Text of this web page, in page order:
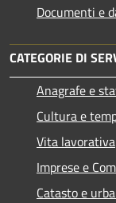
Documenti e
CATEGORIE DI
Anagrafe e
Cultura e
Vita lavorativa
Imprese e
Catasto e